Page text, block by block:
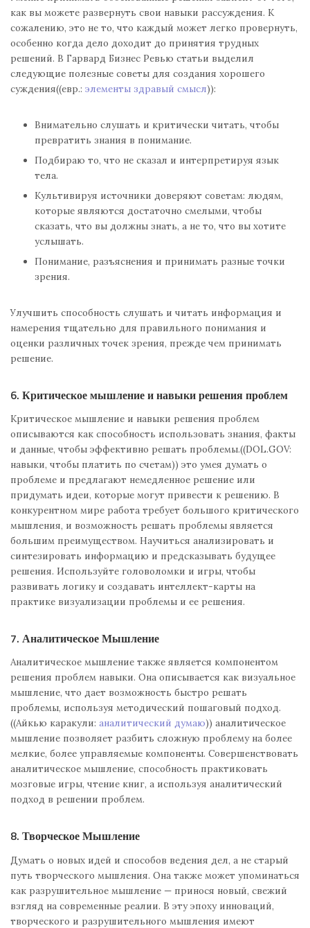
как вы можете развернуть свои навыки рассуждения. К
сожалению, это не то, что каждый может легко провернуть,
особенно когда дело доходит до принятия трудных
решений. В Гарвард Бизнес Ревью статьи выделил
следующие полезные советы для создания хорошего
суждения((евр.: элементы здравый смысл)):
Внимательно слушать и критически читать, чтобы
превратить знания в понимание.
Подбираю то, что не сказал и интерпретируя язык
тела.
Культивируя источники доверяют советам: людям,
которые являются достаточно смелыми, чтобы
сказать, что вы должны знать, а не то, что вы хотите
услышать.
Понимание, разъяснения и принимать разные точки
зрения.
Улучшить способность слушать и читать информация и
намерения тщательно для правильного понимания и
оценки различных точек зрения, прежде чем принимать
решение.
6. Критическое мышление и навыки решения проблем
Критическое мышление и навыки решения проблем
описываются как способность использовать знания, факты
и данные, чтобы эффективно решать проблемы.((DOL.GOV:
навыки, чтобы платить по счетам)) это умея думать о
проблеме и предлагают немедленное решение или
придумать идеи, которые могут привести к решению. В
конкурентном мире работа требует большого критического
мышления, и возможность решать проблемы является
большим преимуществом. Научиться анализировать и
синтезировать информацию и предсказывать будущее
решения. Используйте головоломки и игры, чтобы
развивать логику и создавать интеллект-карты на
практике визуализации проблемы и ее решения.
7. Аналитическое Мышление
Аналитическое мышление также является компонентом
решения проблем навыки. Она описывается как визуальное
мышление, что дает возможность быстро решать
проблемы, используя методический пошаговый подход.
((Айкью каракули: аналитический думаю)) аналитическое
мышление позволяет разбить сложную проблему на более
мелкие, более управляемые компоненты. Совершенствовать
аналитическое мышление, способность практиковать
мозговые игры, чтение книг, а используя аналитический
подход в решении проблем.
8. Творческое Мышление
Думать о новых идей и способов ведения дел, а не старый
путь творческого мышления. Она также может упоминаться
как разрушительное мышление — принося новый, свежий
взгляд на современные реалии. В эту эпоху инноваций,
творческого и разрушительного мышления имеют